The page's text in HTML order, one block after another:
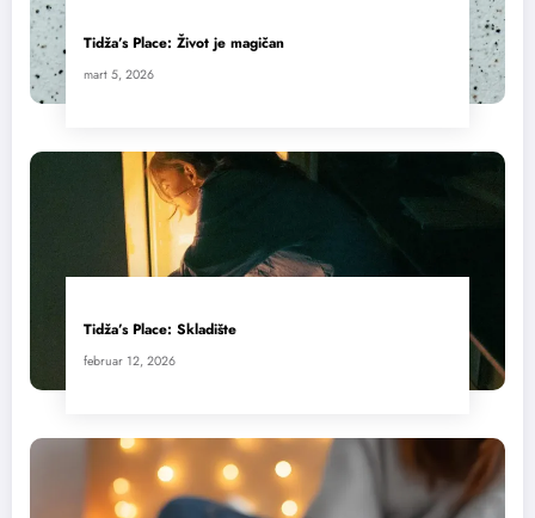
Tidža’s Place: Život je magičan
mart 5, 2026
Tidža’s Place: Skladište
februar 12, 2026